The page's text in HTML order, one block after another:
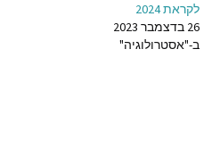
לקראת 2024
26 בדצמבר 2023
ב-"אסטרולוגיה"